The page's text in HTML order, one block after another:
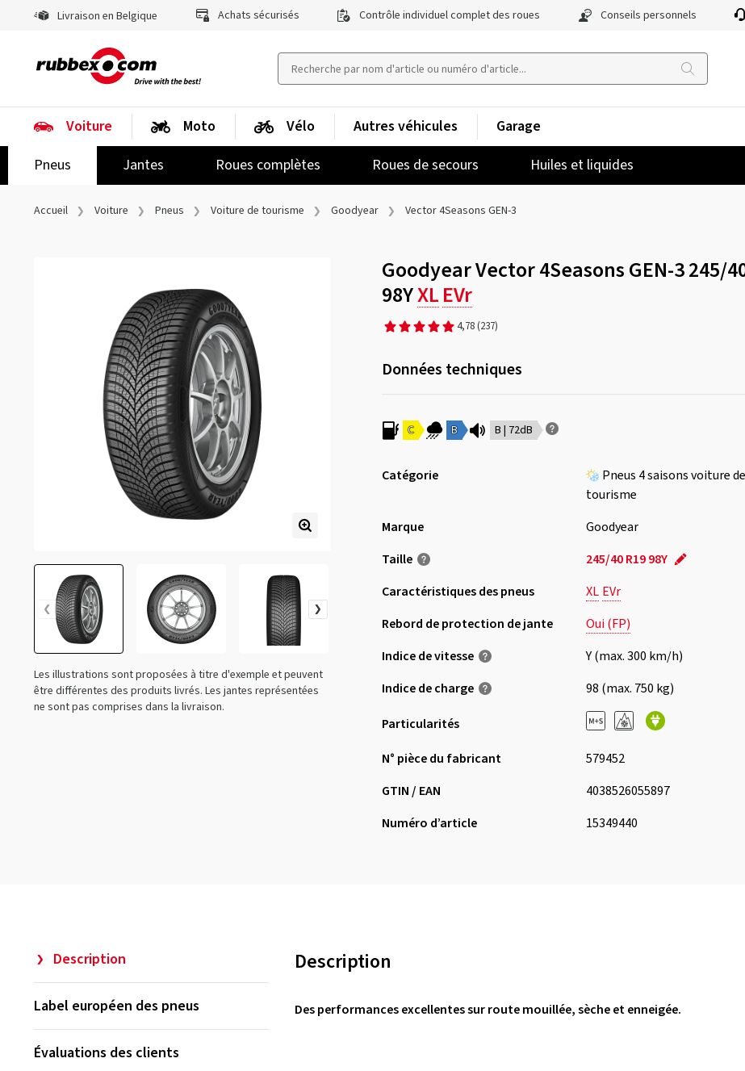
Livraison en Belgique Achats sécurisés Contrôle individuel complet des roues Conseils personnels
Voiture
Pneus
Jantes Roues complètes Roues de secours Huiles et liquides
Moto Vélo Autres véhicules Garage
Accueil Voiture Pneus Voiture de tourisme Goodyear Vector 4Seasons GEN-3
Les illustrations sont proposées à titre d'exemple et peuvent
être différentes des produits livrés. Les jantes représentées
ne sont pas comprises dans la livraison.
Goodyear Vector 4Seasons GEN-3 245/
98YXLEVr
4,78 (237)
Données techniques
C B B | 72dB
Catégorie
Pneus 4 saisons voiture de
tourisme
Marque
Goodyear
Taille
245/40 R19 98Y
Caractéristiques des pneus
XL EVr
Rebord de protection de jante
Oui (FP)
Indice de vitesse
Y (max. 300 km/h)
Indice de charge
98 (max. 750 kg)
Particularités
N° pièce du fabricant
579452
GTIN / EAN
4038526055897
Numéro d’article
15349440
Description
Label européen des pneus
Évaluations des clients
Description
Des performances excellentes sur route mouillée, sèche et enneigée.